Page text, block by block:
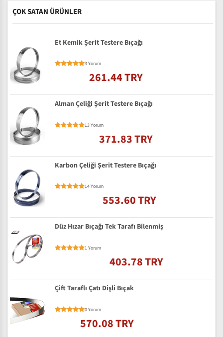
ÇOK SATAN ÜRÜNLER
Et Kemik Şerit Testere Bıçağı
3 Yorum
261.44 TRY
Alman Çeliği Şerit Testere Bıçağı
13 Yorum
371.83 TRY
Karbon Çeliği Şerit Testere Bıçağı
14 Yorum
553.60 TRY
Düz Hızar Bıçağı Tek Tarafı Bilenmiş
1 Yorum
403.78 TRY
Çift Taraflı Çatı Dişli Bıçak
0 Yorum
570.08 TRY